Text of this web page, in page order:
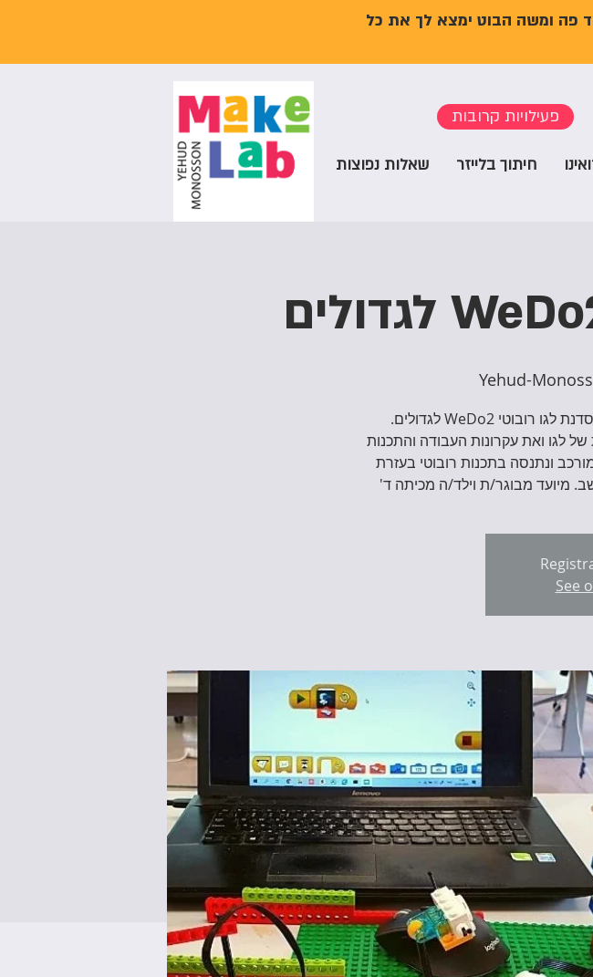
פה ומשה הבוט ימצא לך את כל
פעילויות קרובות
חיתוך בלייזר שאלות נפוצות
Yehud-
לגו ואת עקרונות העבודה והתכנות
ונתנסה בתכנות רובוטי בעזרת
מיועד מבוגר/ת וילד/ה מכיתה ד'
See